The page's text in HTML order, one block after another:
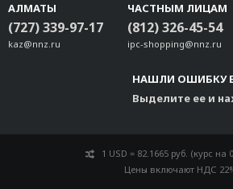
АЛМАТЫ
(727) 339-97-17
kaz@nnz.ru
ЧАСТНЫМ ЛИЦАМ
(812) 326-45-54
ipc-shopping@nnz.ru
НАШЛИ ОШИБКУ В
Выделите ее и
1 USD = 82.1665 руб. (курс на
Цены включают НДС